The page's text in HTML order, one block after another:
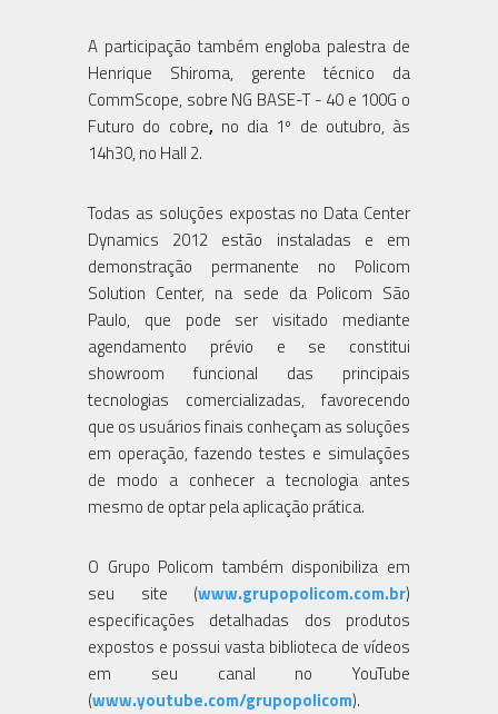
A participação também engloba palestra de
Henrique Shiroma, gerente técnico da
CommScope, sobre NG BASE-T - 40 e 100G o
Futuro do cobre, no dia 1º de outubro, às
14h30, no Hall 2.
Todas as soluções expostas no Data Center
Dynamics 2012 estão instaladas e em
demonstração permanente no Policom
Solution Center, na sede da Policom São
Paulo, que pode ser visitado mediante
agendamento prévio e se constitui
showroom funcional das principais
tecnologias comercializadas, favorecendo
que os usuários finais conheçam as soluções
em operação, fazendo testes e simulações
de modo a conhecer a tecnologia antes
mesmo de optar pela aplicação prática.
O Grupo Policom também disponibiliza em
seu site (www.grupopolicom.com.br)
especificações detalhadas dos produtos
expostos e possui vasta biblioteca de vídeos
em seu canal no YouTube
(www.youtube.com/grupopolicom).